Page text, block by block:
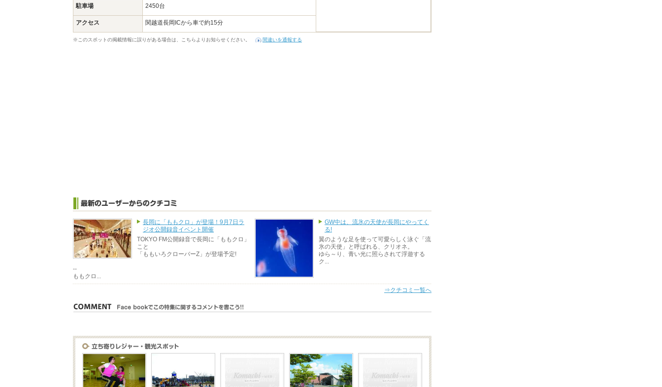
駐車場 2450台
アクセス 関越道長岡ICから車で約15分
※このスポットの掲載情報に誤りがある場合は、こちらよりお知らせください。 間違いを通報する
長岡に「ももクロ」が登場！9月7日ラ
ジオ公開録音イベント開催
TOKYO FM公開録音で長岡に「ももクロ」
こと
「ももいろクローバーZ」が登場予定!
--
ももクロ...
GW中は、流氷の天使が長岡にやってく
る!
翼のような足を使って可愛らしく泳ぐ「流
氷の天使」と呼ばれる、クリオネ。
ゆら～り、青い光に照らされて浮遊する
ク...
⇒クチコミ一覧へ